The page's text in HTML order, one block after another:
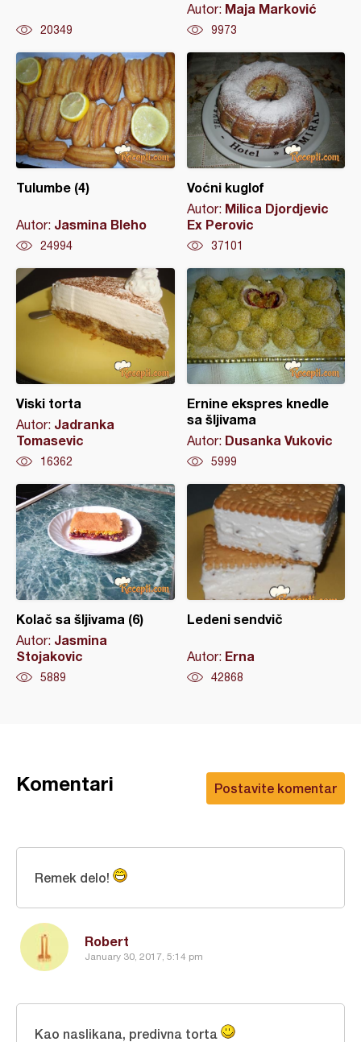
20349
Autor: Maja Marković
9973
Tulumbe (4)
Autor: Jasmina Bleho
24994
Voćni kuglof
Autor: Milica Djordjevic
Ex Perovic
37101
Viski torta
Autor: Jadranka
Tomasevic
16362
Ernine ekspres knedle
sa šljivama
Autor: Dusanka Vukovic
5999
Kolač sa šljivama (6)
Autor: Jasmina
Stojakovic
5889
Ledeni sendvič
Autor: Erna
42868
Postavite komentar
Komentari
Robert
January 30, 2017, 5:14 pm
Remek delo!
Kao naslikana, predivna torta